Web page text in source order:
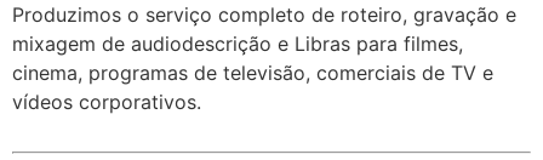
Produzimos o serviço completo de roteiro, gravação e
mixagem de audiodescrição e Libras para filmes,
cinema, programas de televisão, comerciais de TV e
vídeos corporativos.